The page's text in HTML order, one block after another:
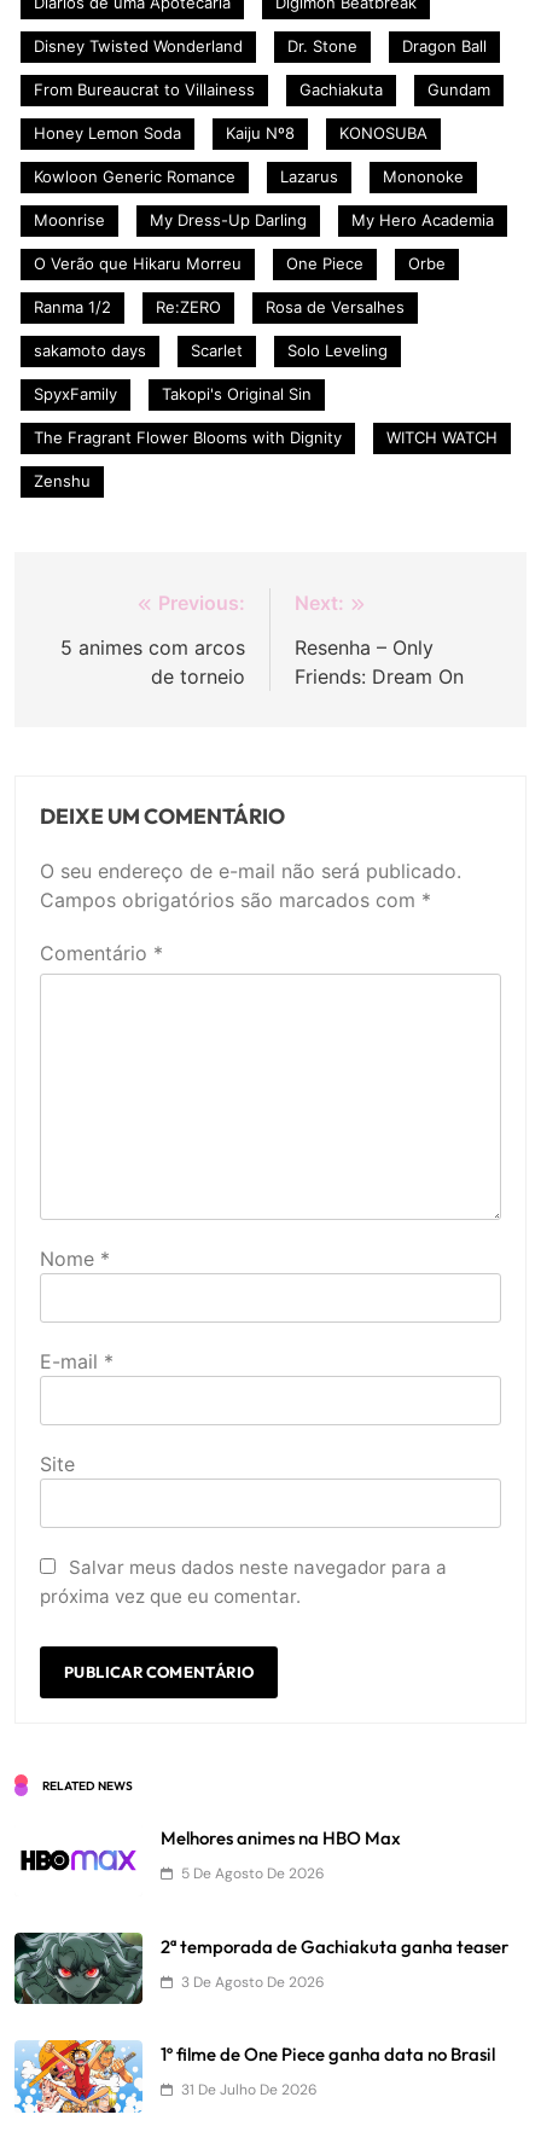
Disney Twisted Wonderland Dr. Stone Dragon Ball
From Bureaucrat to Villainess Gachiakuta Gundam
Honey Lemon Soda Kaiju Nº8 KONOSUBA
Kowloon Generic Romance Lazarus Mononoke
Moonrise My Dress-Up Darling My Hero Academia
O Verão que Hikaru Morreu One Piece Orbe
Ranma 1/2 Re:ZERO Rosa de Versalhes
sakamoto days Scarlet Solo Leveling
SpyxFamily Takopi's Original Sin
The Fragrant Flower Blooms with Dignity WITCH WATCH
Zenshu
Navegação
de
Previous:
5 animes com arcos
de torneio
Next:
Resenha – Only
Friends: Dream On
DEIXE UM COMENTÁRIO
O seu endereço de e-mail não será publicado.
Campos obrigatórios são marcados com *
Comentário *
Nome *
E-mail *
Site
Salvar meus dados neste navegador para a
próxima vez que eu comentar.
RELATED NEWS
Melhores animes na HBO Max
5 De Agosto De 2026
2ª temporada de Gachiakuta ganha teaser
3 De Agosto De 2026
1º filme de One Piece ganha data no Brasil
31 De Julho De 2026